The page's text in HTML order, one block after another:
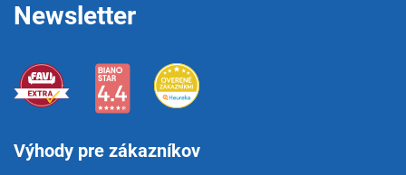
Newsletter
Výhody pre zákazníkov